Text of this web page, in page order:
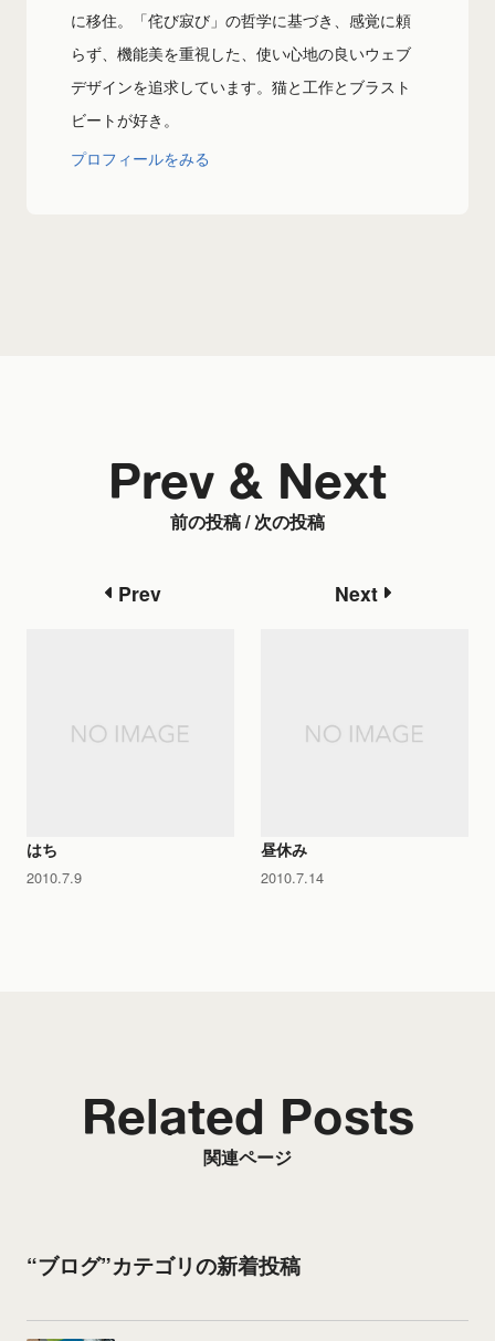
に移住。「侘び寂び」の哲学に基づき、感覚に頼
らず、機能美を重視した、使い心地の良いウェブ
デザインを追求しています。猫と工作とブラスト
ビートが好き。
プロフィールをみる
前の投稿 / 次の投稿
Prev & Next
Prev
はち
2010.7.9
Next
昼休み
2010.7.14
関連ページ
Related Posts
“ブログ”カテゴリの新着投稿